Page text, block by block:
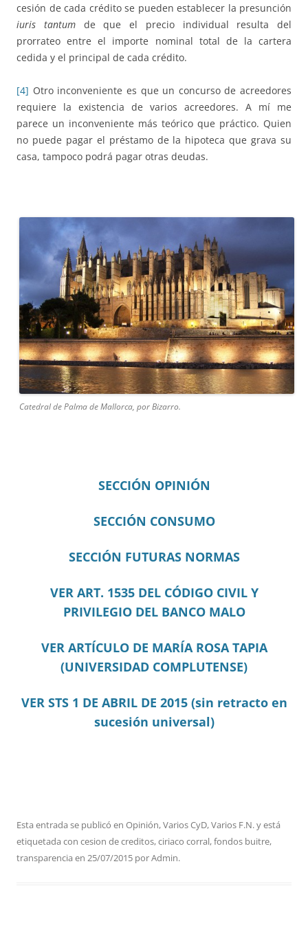
cesión de cada crédito se pueden establecer la presunción
iuris tantumde que el precio individual resulta del
prorrateo entre el importe nominal total de la cartera
cedida y el principal de cada crédito.
[4] Otro inconveniente es que un concurso de acreedores
requiere la existencia de varios acreedores. A mí me
parece un inconveniente más teórico que práctico. Quien
no puede pagar el préstamo de la hipoteca que grava su
casa, tampoco podrá pagar otras deudas.
Catedral de Palma de Mallorca, por Bizarro.
SECCIÓN OPINIÓN
SECCIÓN CONSUMO
SECCIÓN FUTURAS NORMAS
VER ART. 1535 DEL CÓDIGO CIVIL Y
PRIVILEGIO DEL BANCO MALO
VER ARTÍCULO DE MARÍA ROSA TAPIA
(UNIVERSIDAD COMPLUTENSE)
VER STS 1 DE ABRIL DE 2015 (sin retracto en
sucesión universal)
Esta entrada se publicó en Opinión,Varios CyD,Varios F.N.y está
etiquetada con cesion de creditos,ciriaco corral,fondos buitre,
transparencia en 25/07/2015 porAdmin.